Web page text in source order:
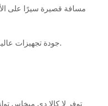
مسافة قصيرة سيرًا على
جودة تجهيزات عالية مع مصعد وتكييف وقبو نبيذ.
توفر لا كالا دي ميخاس